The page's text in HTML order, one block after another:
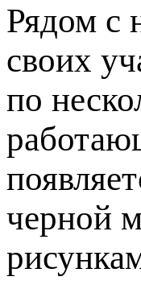
Рядом с
своих
по
черной